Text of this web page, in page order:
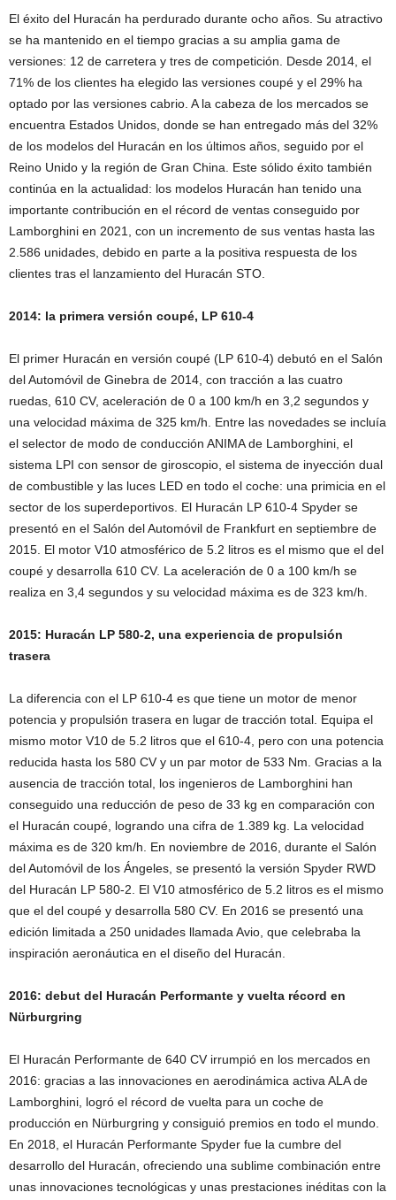
El éxito del Huracán ha perdurado durante ocho años. Su atractivo
se ha mantenido en el tiempo gracias a su amplia gama de
versiones: 12 de carretera y tres de competición. Desde 2014, el
71% de los clientes ha elegido las versiones coupé y el 29% ha
optado por las versiones cabrio. A la cabeza de los mercados se
encuentra Estados Unidos, donde se han entregado más del 32%
de los modelos del Huracán en los últimos años, seguido por el
Reino Unido y la región de Gran China. Este sólido éxito también
continúa en la actualidad: los modelos Huracán han tenido una
importante contribución en el récord de ventas conseguido por
Lamborghini en 2021, con un incremento de sus ventas hasta las
2.586 unidades, debido en parte a la positiva respuesta de los
clientes tras el lanzamiento del Huracán STO.
2014: la primera versión coupé, LP 610-4
El primer Huracán en versión coupé (LP 610-4) debutó en el Salón
del Automóvil de Ginebra de 2014, con tracción a las cuatro
ruedas, 610 CV, aceleración de 0 a 100 km/h en 3,2 segundos y
una velocidad máxima de 325 km/h. Entre las novedades se incluía
el selector de modo de conducción ANIMA de Lamborghini, el
sistema LPI con sensor de giroscopio, el sistema de inyección dual
de combustible y las luces LED en todo el coche: una primicia en el
sector de los superdeportivos. El Huracán LP 610-4 Spyder se
presentó en el Salón del Automóvil de Frankfurt en septiembre de
2015. El motor V10 atmosférico de 5.2 litros es el mismo que el del
coupé y desarrolla 610 CV. La aceleración de 0 a 100 km/h se
realiza en 3,4 segundos y su velocidad máxima es de 323 km/h.
2015: Huracán LP 580-2, una experiencia de propulsión
trasera
La diferencia con el LP 610-4 es que tiene un motor de menor
potencia y propulsión trasera en lugar de tracción total. Equipa el
mismo motor V10 de 5.2 litros que el 610-4, pero con una potencia
reducida hasta los 580 CV y un par motor de 533 Nm. Gracias a la
ausencia de tracción total, los ingenieros de Lamborghini han
conseguido una reducción de peso de 33 kg en comparación con
el Huracán coupé, logrando una cifra de 1.389 kg. La velocidad
máxima es de 320 km/h. En noviembre de 2016, durante el Salón
del Automóvil de los Ángeles, se presentó la versión Spyder RWD
del Huracán LP 580-2. El V10 atmosférico de 5.2 litros es el mismo
que el del coupé y desarrolla 580 CV. En 2016 se presentó una
edición limitada a 250 unidades llamada Avio, que celebraba la
inspiración aeronáutica en el diseño del Huracán.
2016: debut del Huracán Performante y vuelta récord en
Nürburgring
El Huracán Performante de 640 CV irrumpió en los mercados en
2016: gracias a las innovaciones en aerodinámica activa ALA de
Lamborghini, logró el récord de vuelta para un coche de
producción en Nürburgring y consiguió premios en todo el mundo.
En 2018, el Huracán Performante Spyder fue la cumbre del
desarrollo del Huracán, ofreciendo una sublime combinación entre
unas innovaciones tecnológicas y unas prestaciones inéditas con la